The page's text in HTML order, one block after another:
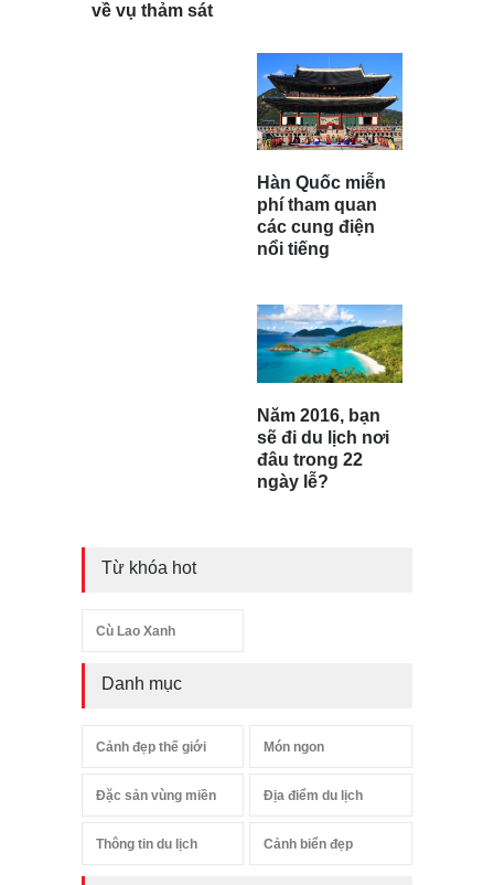
về vụ thảm sát
Hàn Quốc miễn
phí tham quan
các cung điện
nổi tiếng
Năm 2016, bạn
sẽ đi du lịch nơi
đâu trong 22
ngày lễ?
Từ khóa hot
Cù Lao Xanh
Danh mục
Cảnh đẹp thế giới Món ngon
Đặc sản vùng miền Địa điểm du lịch
Thông tin du lịch Cảnh biển đẹp